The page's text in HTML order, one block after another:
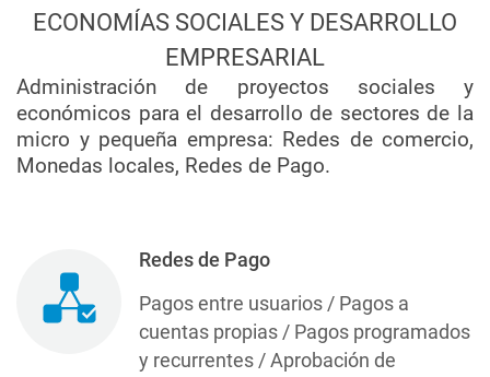
ECONOMÍAS SOCIALES Y DESARROLLO
EMPRESARIAL
Administración de proyectos sociales y
económicos para el desarrollo de sectores de la
micro y pequeña empresa: Redes de comercio,
Monedas locales, Redes de Pago.
Redes de Pago
Pagos entre usuarios / Pagos a
cuentas propias / Pagos programados
y recurrentes / Aprobación de